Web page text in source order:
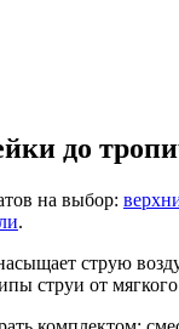
до
на выбор:
.
струю
струи от